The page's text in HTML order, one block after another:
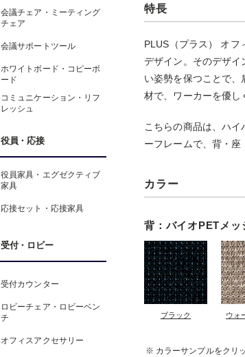
特長
PLUS（プラス） オフ
デザイン。そのデザイ
い姿勢を保つことで
材で、ワーカーを優し
こちらの商品は、ハ
ーフレームで、背・座
カラー
背：バイオPETメッ
ブラック ウォ
カラーサンプルをクリ
会議チェア・ミーティング
チェア
会議サポートツール
ホワイトボード・コピーボ
ード
コミュニケーション・リフ
レッシュ
役員 ・応接
役員家具・エグゼクティブ
家具
応接セット・応接家具
受付・ ロビー
受付カウンター
ロビーチェア・ロビーベン
チ
オフィスアクセサリー